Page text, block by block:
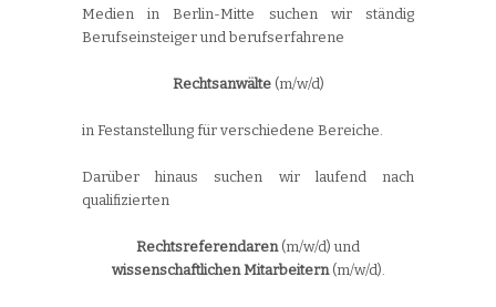
Medien in Berlin-Mitte suchen wir ständig
Berufseinsteiger und berufserfahrene
Rechtsanwälte(m/w/d)
in Festanstellung für verschiedene Bereiche.
Darüber hinaus suchen wir laufend nach
qualifizierten
Rechtsreferendaren (m/w/d) und
wissenschaftlichen Mitarbeitern(m/w/d).